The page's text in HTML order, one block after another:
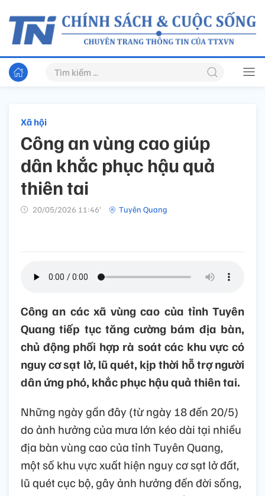
Xã hội
Công an vùng cao giúp
dân khắc phục hậu quả
thiên tai
20/05/2026 11:46’ Tuyên Quang
Công an các xã vùng cao của tỉnh Tuyên
Quang tiếp tục tăng cường bám địa bàn,
chủ động phối hợp rà soát các khu vực có
nguy cơ sạt lở, lũ quét, kịp thời hỗ trợ người
dân ứng phó, khắc phục hậu quả thiên tai.
Những ngày gần đây (từ ngày 18 đến 20/5)
do ảnh hưởng của mưa lớn kéo dài tại nhiều
địa bàn vùng cao của tỉnh Tuyên Quang,
một số khu vực xuất hiện nguy cơ sạt lở đất,
lũ quét cục bộ, gây ảnh hưởng đến đời sống,